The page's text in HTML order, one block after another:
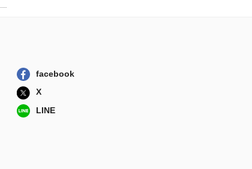
facebook
X
LINE